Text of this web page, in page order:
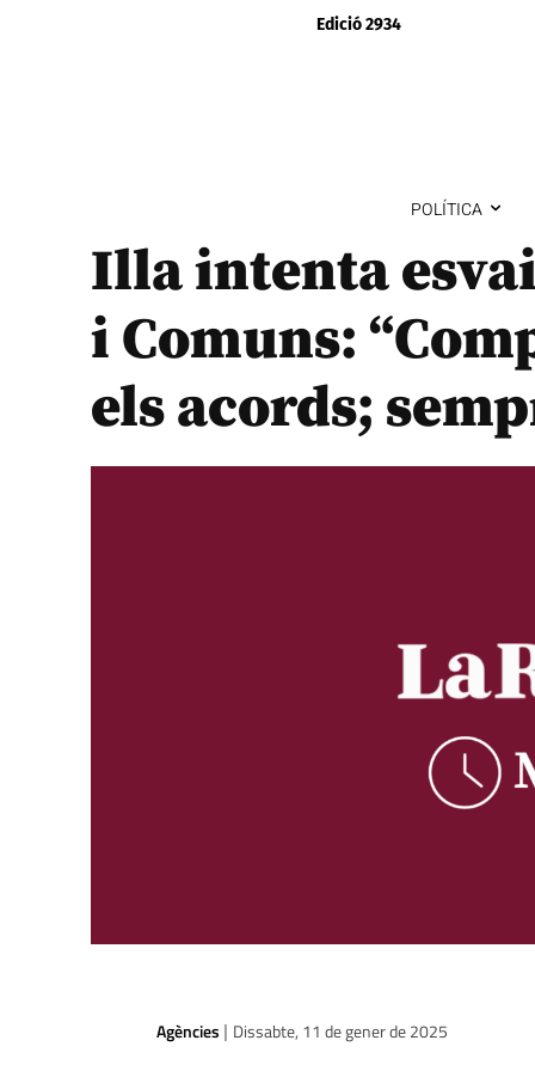
Edició 2934
POLÍTICA
Illa intenta
i Comuns:
els acords;
Agències | Dissabte, 11 de gener de 2025